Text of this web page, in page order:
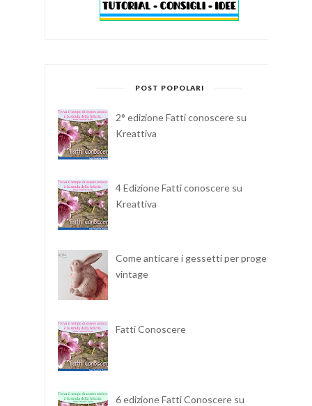
POST POPOLARI
2° edizione Fatti conoscere su
Kreattiva
4 Edizione Fatti conoscere su
Kreattiva
Come anticare i gessetti per progetti
vintage
Fatti Conoscere
6 edizione Fatti Conoscere su